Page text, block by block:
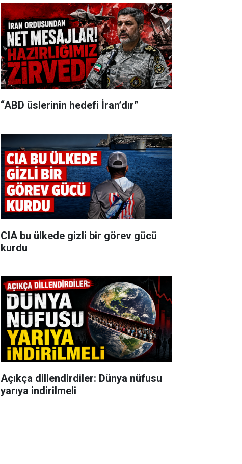
“ABD üslerinin hedefi İran’dır”
CIA bu ülkede gizli bir görev gücü
kurdu
Açıkça dillendirdiler: Dünya nüfusu
yarıya indirilmeli